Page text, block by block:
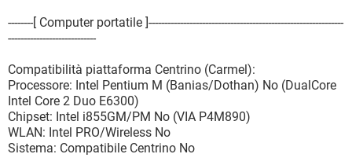
--------[ Computer portatile ]--------------------------------------------------------------
----------------------------
Compatibilità piattaforma Centrino (Carmel):
Processore: Intel Pentium M (Banias/Dothan) No (DualCore
Intel Core 2 Duo E6300)
Chipset: Intel i855GM/PM No (VIA P4M890)
WLAN: Intel PRO/Wireless No
Sistema: Compatibile Centrino No